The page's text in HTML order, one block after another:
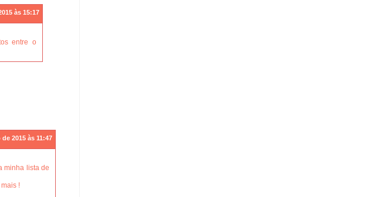
às 15:17
entre o
2015 às 11:47
minha lista de
!